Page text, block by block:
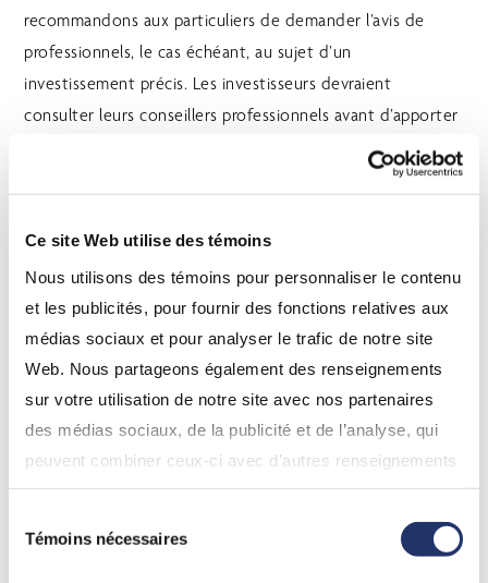
Ce site Web utilise des témoins
Nous utilisons des témoins pour personnaliser le contenu
et les publicités, pour fournir des fonctions relatives aux
médias sociaux et pour analyser le trafic de notre site
Web. Nous partageons également des renseignements
sur votre utilisation de notre site avec nos partenaires
des médias sociaux, de la publicité et de l’analyse, qui
peuvent combiner ceux-ci avec d’autres renseignements
que vous leur avez fournis ou qu’ils ont collectés lors de
votre utilisation de leurs services. En continuant d’utiliser
notre site Web, vous consentez à l’utilisation de nos
Témoins nécessaires
recommandons aux particuliers de demander l’avis de
professionnels, le cas échéant, au sujet d’un
investissement précis. Les investisseurs devraient
consulter leurs conseillers professionnels avant d’apporter
tout changement à leurs stratégies d’investissement.
Certains énoncés contenus dans le présent document
dépendant de conditions ou d’événements futurs ou s’y
rapportant, ainsi que tout énoncé incluant des verbes
comme « pouvoir », « devoir », « s’attendre », « prévoir », «
anticiper », « viser », « avoir l’intention », « croire », «
estimer », « évaluer », « être possible », « être d’avis » ou
tout autre mot ou expression similaire. Les énoncés
d’incertitudes. Les résultats ou événements qui